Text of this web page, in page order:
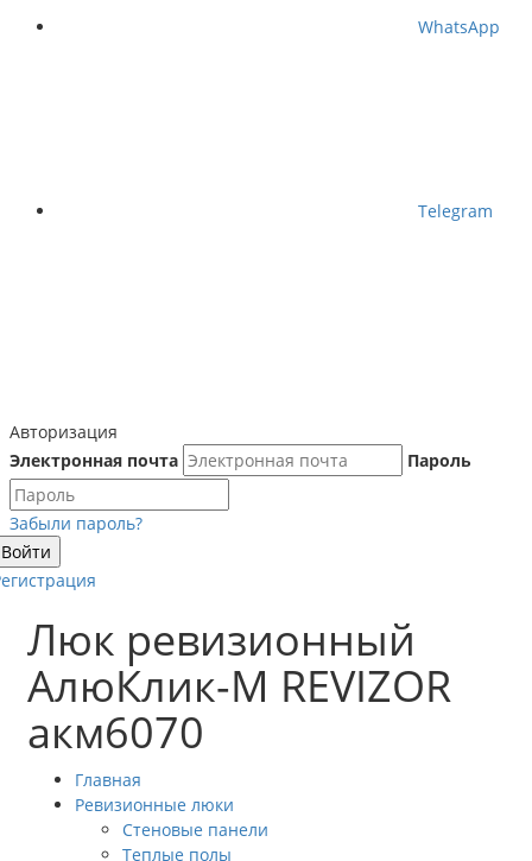
WhatsApp
Telegram
Авторизация
Электронная почта
Пароль
Забыли пароль?
Войти
Люк ревизионный
АлюКлик-M REVIZOR
акм6070
Главная
Ревизионные люки
Стеновые панели
Теплые полы